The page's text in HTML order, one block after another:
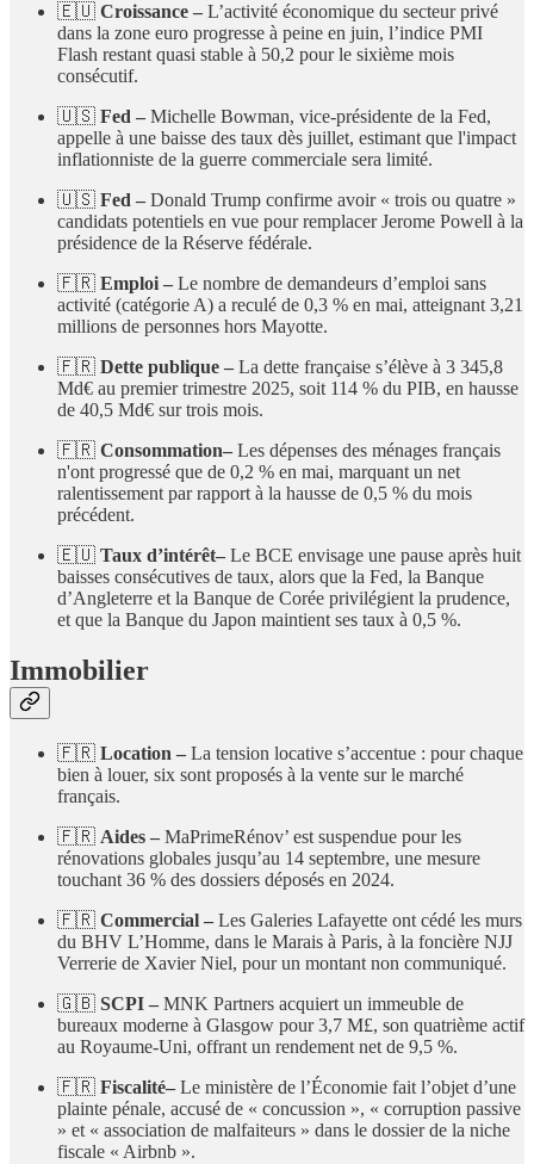
🇪🇺 Croissance – L’activité économique du secteur privé
dans la zone euro progresse à peine en juin, l’indice PMI
Flash restant quasi stable à 50,2 pour le sixième mois
consécutif.
🇺🇸 Fed – Michelle Bowman, vice-présidente de la Fed,
appelle à une baisse des taux dès juillet, estimant que l'impact
inflationniste de la guerre commerciale sera limité.
🇺🇸 Fed – Donald Trump confirme avoir « trois ou quatre »
candidats potentiels en vue pour remplacer Jerome Powell à la
présidence de la Réserve fédérale.
🇫🇷 Emploi – Le nombre de demandeurs d’emploi sans
activité (catégorie A) a reculé de 0,3 % en mai, atteignant 3,21
millions de personnes hors Mayotte.
🇫🇷 Dette publique – La dette française s’élève à 3 345,8
Md€ au premier trimestre 2025, soit 114 % du PIB, en hausse
de 40,5 Md€ sur trois mois.
🇫🇷 Consommation– Les dépenses des ménages français
n'ont progressé que de 0,2 % en mai, marquant un net
ralentissement par rapport à la hausse de 0,5 % du mois
précédent.
🇪🇺 Taux d’intérêt– Le BCE envisage une pause après huit
baisses consécutives de taux, alors que la Fed, la Banque
d’Angleterre et la Banque de Corée privilégient la prudence,
et que la Banque du Japon maintient ses taux à 0,5 %.
Immobilier
🇫🇷 Location – La tension locative s’accentue : pour chaque
bien à louer, six sont proposés à la vente sur le marché
français.
🇫🇷 Aides – MaPrimeRénov’ est suspendue pour les
rénovations globales jusqu’au 14 septembre, une mesure
touchant 36 % des dossiers déposés en 2024.
🇫🇷 Commercial – Les Galeries Lafayette ont cédé les murs
du BHV L’Homme, dans le Marais à Paris, à la foncière NJJ
Verrerie de Xavier Niel, pour un montant non communiqué.
🇬🇧 SCPI – MNK Partners acquiert un immeuble de
bureaux moderne à Glasgow pour 3,7 M£, son quatrième actif
au Royaume-Uni, offrant un rendement net de 9,5 %.
🇫🇷 Fiscalité– Le ministère de l’Économie fait l’objet d’une
plainte pénale, accusé de « concussion », « corruption passive
» et « association de malfaiteurs » dans le dossier de la niche
fiscale « Airbnb ».